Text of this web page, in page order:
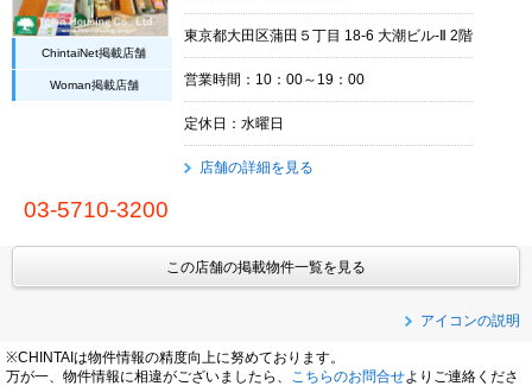
ChintaiNet掲載店舗
Woman掲載店舗
東京都大田区蒲田５丁目 18-6 大潮ビル-Ⅱ 2階
営業時間：10：00～19：00
定休日：水曜日
店舗の詳細を見る
03-5710-3200
この店舗の掲載物件一覧を見る
アイコンの説明
※CHINTAIは物件情報の精度向上に努めております。
万が一、物件情報に相違がございましたら、
こちらのお問合せよりご連絡くださ